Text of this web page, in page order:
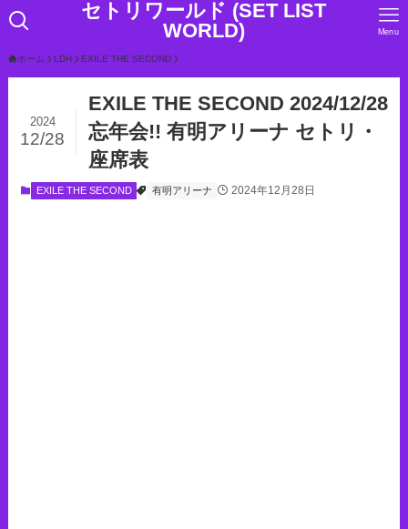
セトリワールド (SET LIST
WORLD)
Menu
ホーム LDH EXILE THE SECOND
EXILE THE SECOND 2024/12/28
忘年会!! 有明アリーナ セトリ・
座席表
2024
12/28
EXILE THE SECOND 有明アリーナ 2024年12月28日